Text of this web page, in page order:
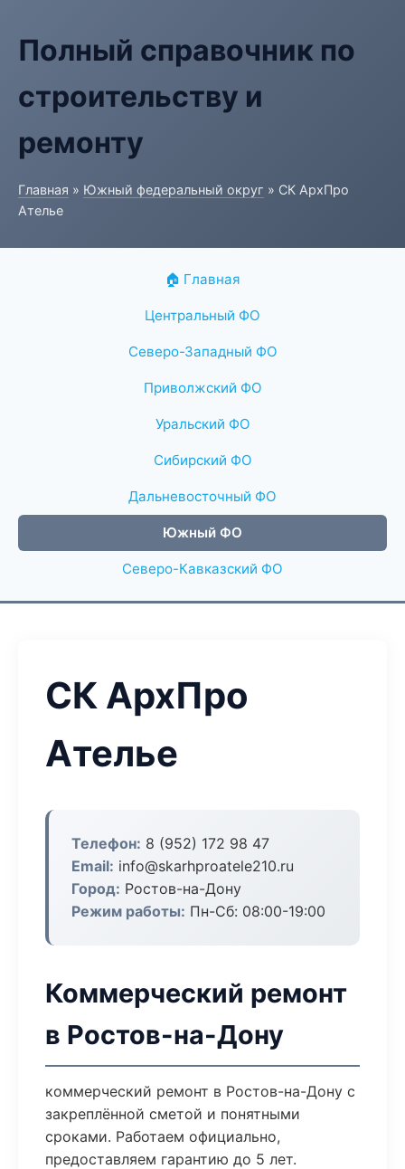
Полный справочник по
строительству и
ремонту
Главная » Южный федеральный округ » СК АрхПро
Ателье
🏠 Главная
Центральный ФО
Северо-Западный ФО
Приволжский ФО
Уральский ФО
Сибирский ФО
Дальневосточный ФО
Южный ФО
Северо-Кавказский ФО
СК АрхПро
Ателье
Телефон: 8 (952) 172 98 47
Email: info@skarhproatele210.ru
Город: Ростов-на-Дону
Режим работы: Пн-Сб: 08:00-19:00
Коммерческий ремонт
в Ростов-на-Дону
коммерческий ремонт в Ростов-на-Дону с
закреплённой сметой и понятными
сроками. Работаем официально,
предоставляем гарантию до 5 лет.